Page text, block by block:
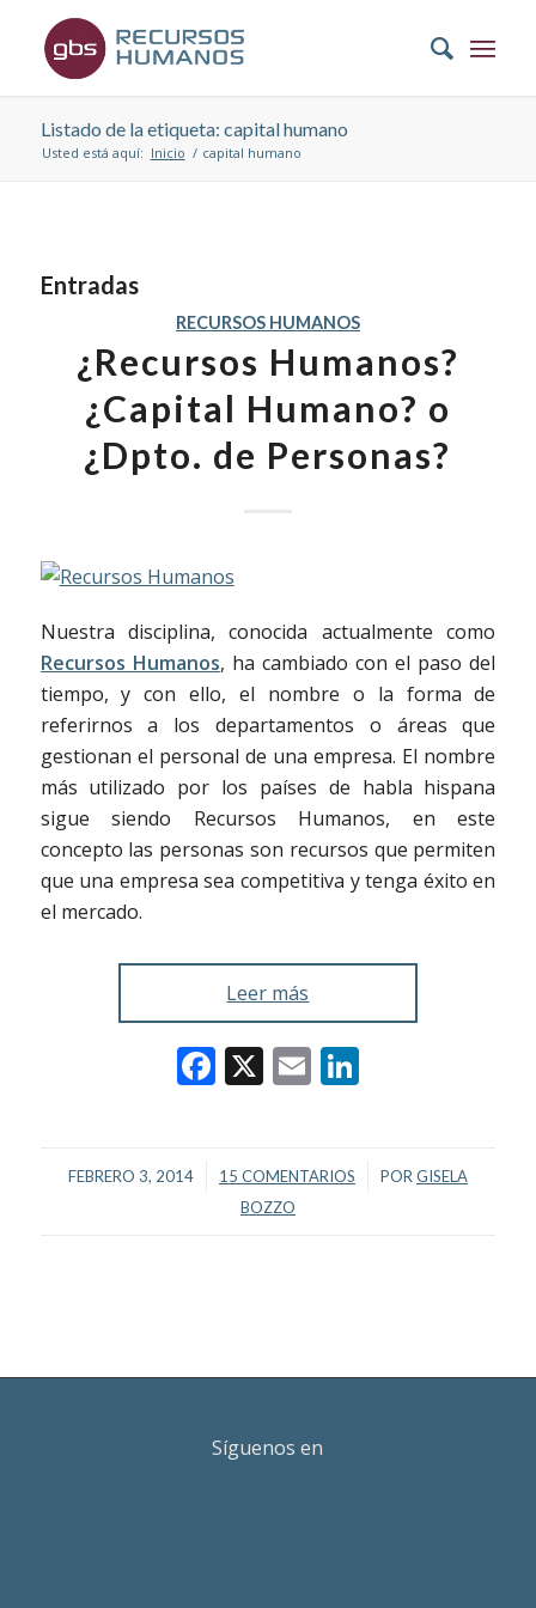
Listado de la etiqueta: capital humano
Usted está aquí: Inicio / capital humano
Entradas
RECURSOS HUMANOS
¿Recursos Humanos?
¿Capital Humano? o
¿Dpto. de Personas?
Nuestra disciplina, conocida actualmente como
Recursos Humanos, ha cambiado con el paso del
tiempo, y con ello, el nombre o la forma de
referirnos a los departamentos o áreas que
gestionan el personal de una empresa. El nombre
más utilizado por los países de habla hispana
sigue siendo Recursos Humanos, en este
concepto las personas son recursos que permiten
que una empresa sea competitiva y tenga éxito en
el mercado.
Leer más
Facebook
X EmailLinkedIn
FEBRERO 3, 2014
/ 15 COMENTARIOS
/ POR GISELA
BOZZO
Síguenos en